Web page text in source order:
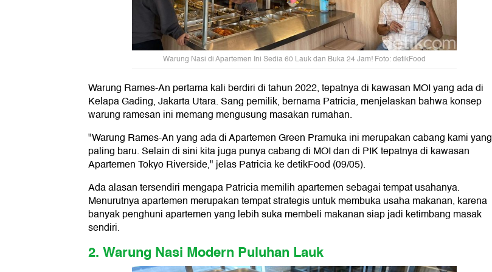
Warung Nasi di Apartemen Ini Sedia 60 Lauk dan Buka 24 Jam! Foto: detikFood
Warung Rames-An pertama kali berdiri di tahun 2022, tepatnya di kawasan MOI yang ada di
Kelapa Gading, Jakarta Utara. Sang pemilik, bernama Patricia, menjelaskan bahwa konsep
warung ramesan ini memang mengusung masakan rumahan.
"Warung Rames-An yang ada di Apartemen Green Pramuka ini merupakan cabang kami yang
paling baru. Selain di sini kita juga punya cabang di MOI dan di PIK tepatnya di kawasan
Apartemen Tokyo Riverside," jelas Patricia ke detikFood (09/05).
Ada alasan tersendiri mengapa Patricia memilih apartemen sebagai tempat usahanya.
Menurutnya apartemen merupakan tempat strategis untuk membuka usaha makanan, karena
banyak penghuni apartemen yang lebih suka membeli makanan siap jadi ketimbang masak
sendiri.
2. Warung Nasi Modern Puluhan Lauk